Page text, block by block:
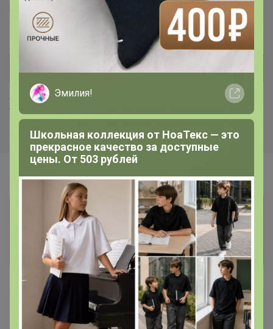
MieGofce™
Tongcoi™
Y firenix™
Хиты продаж
Информация о заказах доступна
лишь членам клуба
Показать
nata-i
Магистр
Эмилия!
Школьная коллекция от НоаТекс — это
прекрасное качество за доступные
цены. От 503 рублей